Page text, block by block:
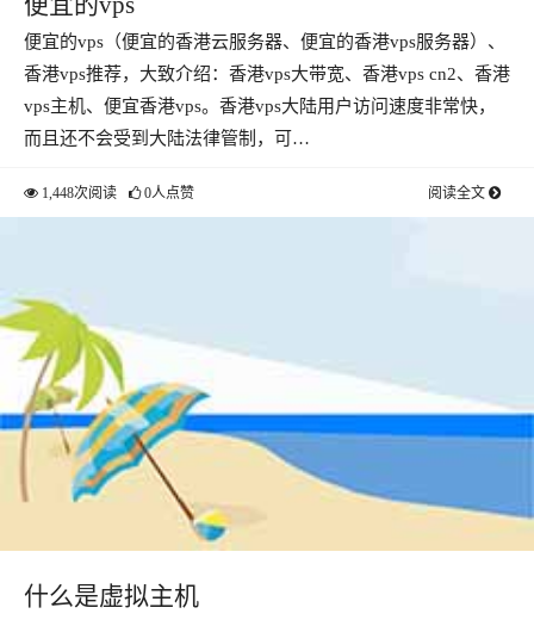
便宜的vps（便宜的香港云服务器、便宜的香港vps服务器）、
香港vps推荐，大致介绍：香港vps大带宽、香港vps cn2、香港
vps主机、便宜香港vps。香港vps大陆用户访问速度非常快，
而且还不会受到大陆法律管制，可…
1,448次阅读 0人点赞 阅读全文
什么是虚拟主机